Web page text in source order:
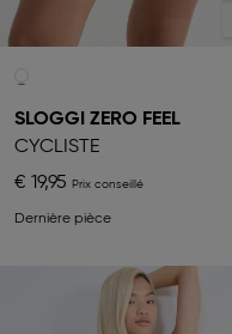
SLOGGI ZERO FEEL
CYCLISTE
€ 19,95
Dernière pièce